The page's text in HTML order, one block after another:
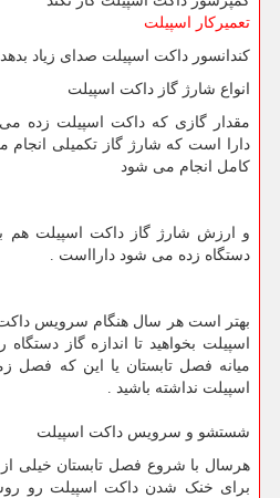
تعمیرکار اسپیلت
کندانسور داکت اسپیلت صدای زیاد بدهد .
انواع شارژ گاز داکت اسپیلت
مقدار گازی که داکت اسپیلت زده
دارا است که شارژ گاز تکمیلی انجام
کامل انجام می شود
و ارزش شارژ گاز داکت اسپیلت هم
دستگاه زده می شود دارااست .
بهتر است هر سال هنگام سرویس
اسپیلت بخواهید تا اندازه گاز دستگاه
میانه فصل تابستان یا این که فصل
اسپیلت نداشته باشید .
شستشو و سرویس داکت اسپیلت
هرسال با شروع فصل تابستان خیلی
برای خنک شدن داکت اسپیلت رو